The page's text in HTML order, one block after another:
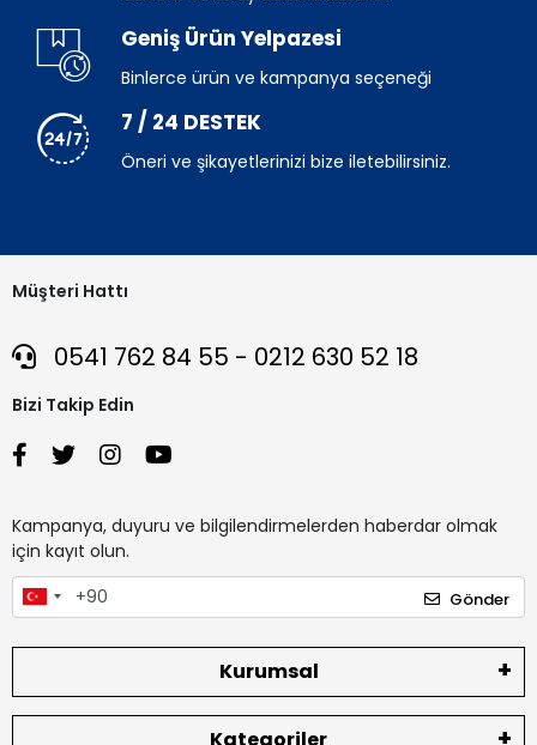
Geniş Ürün Yelpazesi
Binlerce ürün ve kampanya seçeneği
7 / 24 DESTEK
Öneri ve şikayetlerinizi bize iletebilirsiniz.
Müşteri Hattı
0541 762 84 55 - 0212 630 52 18
Bizi Takip Edin
Kampanya, duyuru ve bilgilendirmelerden haberdar olmak
için kayıt olun.
Gönder
Kurumsal